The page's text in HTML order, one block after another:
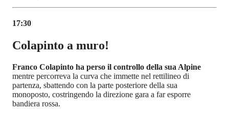
17:30
Colapinto a muro!
Franco Colapinto ha perso il controllo della sua Alpine
mentre percorreva la curva che immette nel rettilineo di
partenza, sbattendo con la parte posteriore della sua
monoposto, costringendo la direzione gara a far esporre
bandiera rossa.